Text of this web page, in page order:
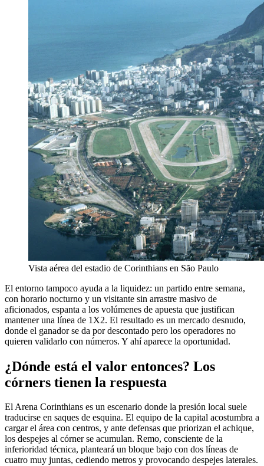
Vista aérea del estadio de Corinthians en São Paulo
El entorno tampoco ayuda a la liquidez: un partido entre semana,
con horario nocturno y un visitante sin arrastre masivo de
aficionados, espanta a los volúmenes de apuesta que justifican
mantener una línea de 1X2. El resultado es un mercado desnudo,
donde el ganador se da por descontado pero los operadores no
quieren validarlo con números. Y ahí aparece la oportunidad.
¿Dónde está el valor entonces? Los
córners tienen la respuesta
El Arena Corinthians es un escenario donde la presión local suele
traducirse en saques de esquina. El equipo de la capital acostumbra a
cargar el área con centros, y ante defensas que priorizan el achique,
los despejes al córner se acumulan. Remo, consciente de la
inferioridad técnica, planteará un bloque bajo con dos líneas de
cuatro muy juntas, cediendo metros y provocando despejes laterales.